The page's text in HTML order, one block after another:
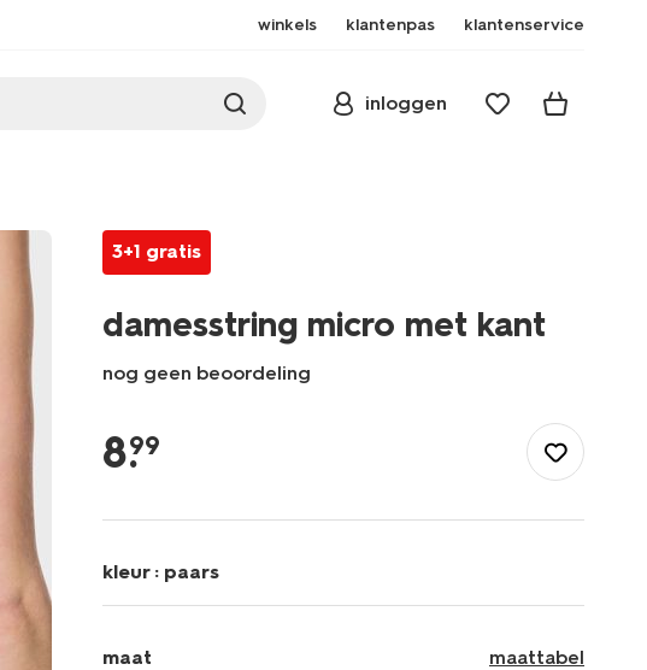
winkels klantenpas klantenservice
inloggen
3+1 gratis
damesstring micro met kant
nog geen beoordeling
met-
8.
99
kleur : paars
maat maattabel